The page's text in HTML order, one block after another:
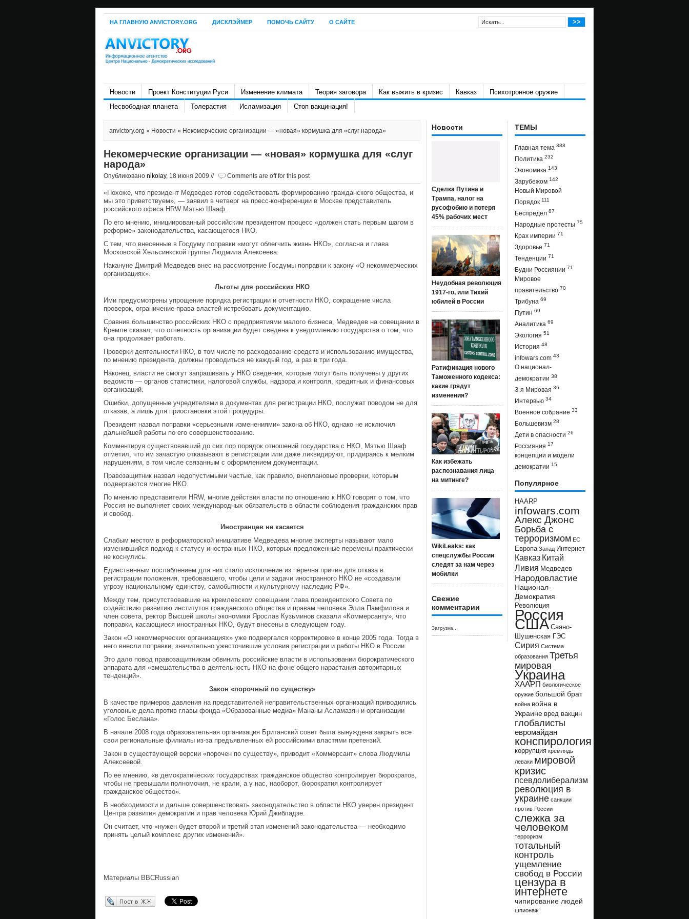
НА ГЛАВНУЮ ANVICTORY.ORG ДИСКЛЭЙМЕР ПОМОЧЬ САЙТУ О САЙТЕ
Новости Проект Конституции Руси Изменение климата Теория заговора Как выжить в кризис Кавказ
Психотронное оружие
Несвободная планета
Толерастия Исламизация Стоп вакцинация!
anvictory.org » Новости » Некомерческие организации — «новая» кормушка для «слуг народа»
Некомерческие организации — «новая» кормушка для «слуг
народа»
Опубликовано nikolay, 18 июня 2009 // Comments are off for this post
«Похоже, что президент Медведев готов содействовать формированию гражданского общества, и
мы это приветствуем», — заявил в четверг на пресс-конференции в Москве представитель
российского офиса HRW Мэтью Шааф.
По его мнению, инициированный российским президентом процесс «должен стать первым шагом в
реформе» законодательства, касающегося НКО.
С тем, что внесенные в Госдуму поправки «могут облегчить жизнь НКО», согласна и глава
Московской Хельсинкской группы Людмила Алексеева.
Накануне Дмитрий Медведев внес на рассмотрение Госдумы поправки к закону «О некоммерческих
организациях».
Льготы для российских НКО
Ими предусмотрены упрощение порядка регистрации и отчетности НКО, сокращение числа
проверок, ограничение права властей истребовать документацию.
Сравнив большинство российских НКО с предприятиями малого бизнеса, Медведев на совещании в
Кремле сказал, что отчетность организации будет сведена к уведомлению государства о том, что
она продолжает работать.
Проверки деятельности НКО, в том числе по расходованию средств и использованию имущества,
по мнению президента, должны проводиться не каждый год, а раз в три года.
Наконец, власти не смогут запрашивать у НКО сведения, которые могут быть получены у других
ведомств — органов статистики, налоговой службы, надзора и контроля, кредитных и финансовых
организаций.
Ошибки, допущенные учредителями в документах для регистрации НКО, послужат поводом не для
отказав, а лишь для приостановки этой процедуры.
Президент назвал поправки «серьезными изменениями» закона об НКО, однако не исключил
дальнейшей работы по его совершенствованию.
Комментируя существовавший до сих пор порядок отношений государства с НКО, Мэтью Шааф
отметил, что им зачастую отказывают в регистрации или даже ликвидируют, придираясь к мелким
нарушениям, в том числе связанным с оформлением документации.
Правозащитник назвал недопустимыми частые, как правило, внеплановые проверки, которым
подвергаются многие НКО.
По мнению представителя HRW, многие действия власти по отношению к НКО говорят о том, что
Россия не выполняет своих международных обязательств в области соблюдения гражданских прав
и свобод.
Иностранцев не касается
Слабым местом в реформаторской инициативе Медведева многие эксперты называют мало
изменившийся подход к статусу иностранных НКО, которых предложенные перемены практически
не коснулись.
Единственным послаблением для них стало исключение из перечня причин для отказа в
регистрации положения, требовавшего, чтобы цели и задачи иностранного НКО не «создавали
угрозу национальному единству, самобытности и культурному наследию РФ».
Между тем, присутствовавшие на кремлевском совещании глава президентского Совета по
содействию развитию институтов гражданского общества и правам человека Элла Памфилова и
член совета, ректор Высшей школы экономики Ярослав Кузьминов сказали «Коммерсанту», что
поправки, касающиеся иностранных НКО, будут внесены в следующем году.
Закон «О некоммерческих организациях» уже подвергался корректировке в конце 2005 года. Тогда в
него внесли поправки, значительно ужесточившие условия регистрации и работы НКО в России.
Это дало повод правозащитникам обвинить российские власти в использовании бюрократического
аппарата для «вмешательства в деятельность НКО на фоне общего нарастания авторитарных
тенденций».
Закон «порочный по существу»
В качестве примеров давления на представителей неправительственных организаций приводились
уголовные дела против главы фонда «Образованные медиа» Мананы Асламазян и организации
«Голос Беслана».
В начале 2008 года образовательная организация Британский совет была вынуждена закрыть все
свои региональные филиалы из-за предъявленных ей российскими властями претензий.
Закон в существующей версии «порочен по существу», приводит «Коммерсант» слова Людмилы
Алексеевой.
По ее мнению, «в демократических государствах гражданское общество контролирует бюрократов,
чтобы не превышали полномочия, не крали, а у нас, наоборот, бюрократия контролирует
гражданское общество».
В необходимости и дальше совершенствовать законодательство в области НКО уверен президент
Центра развития демократии и прав человека Юрий Джибладзе.
Он считает, что «нужен будет второй и третий этап изменений законодательства — необходимо
принять целый комплекс других изменений».
Материалы BBCRussian
Перепост в ЖЖ
Новости
Сделка Путина и
Трампа, налог на
русофобию и потеря
45% рабочих мест
Неудобная революция
1917-го, или Тихий
юбилей в России
Ратификация нового
Таможенного кодекса:
какие грядут
изменения?
Как избежать
распознавания лица
на митинге?
WikiLeaks: как
спецслужбы России
следят за нам через
мобилки
Свежие
комментарии
Загрузка...
ТЕМЫ
Главная тема 388
Политика 232
Экономика 143
Зарубежом 142
Новый Мировой
Порядок 111
Беспредел 87
Народные протесты 75
Крах империи 71
Здоровье 71
Тенденции 71
Будни Россиянии 71
Мировое
правительство 70
Трибуна 69
Путин 69
Аналитика 69
Экология 51
История 48
infowars.com 43
О национал-
демократии 38
З-я Мировая 36
Интервью 34
Военное собрание 33
Большевизм 28
Дети в опасности 26
Россияния 17
концепции и модели
демократии 15
Популярное
HAARP
infowars.com
Алекс Джонс
Борьба с
терроризмом ЕС
Европа Запад Интернет
Кавказ Китай
Ливия Медведев
Народовластие
Национал-
Демократия
Революция
Россия
США Саяно-
Шушенская ГЭС
Сирия Система
образования Третья
мировая
Украина
ХААРП биологическое
оружие большой брат
война война в
Украине вред вакцин
глобалисты
евромайдан
конспирология
коррупция кремлядь
леваки мировой
кризис
псевдолиберализм
революция в
украине санкции
против России
слежка за
человеком
терроризм
тотальный
контроль
ущемление
свобод в России
цензура в
интернете
чипирование людей
шпионаж